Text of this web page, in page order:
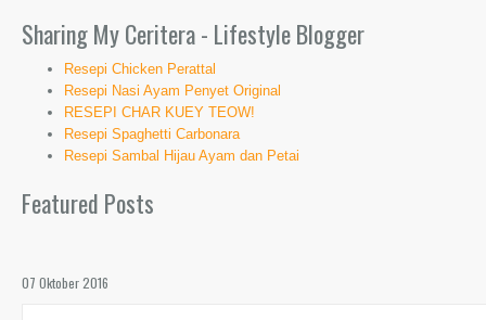
Sharing My Ceritera - Lifestyle Blogger
Resepi Chicken Perattal
Resepi Nasi Ayam Penyet Original
RESEPI CHAR KUEY TEOW!
Resepi Spaghetti Carbonara
Resepi Sambal Hijau Ayam dan Petai
Featured Posts
07 Oktober 2016